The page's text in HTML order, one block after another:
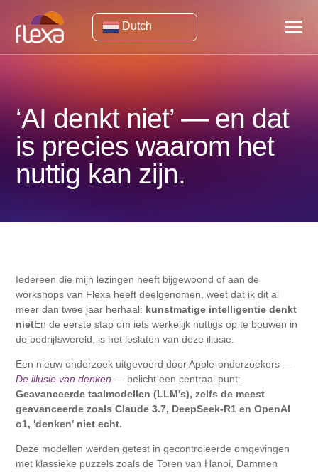
Dutch
‘AI denkt niet’ — en dat
is precies waarom het
nuttig kan zijn.
Iedereen die mijn lezingen heeft bijgewoond of aan de
workshops van Flexa heeft deelgenomen, weet dat ik dit al
meer dan twee jaar herhaal: kunstmatige intelligentie denkt
nietEn de eerste stap om iets werkelijk nuttigs op te bouwen in
de bedrijfswereld, is het loslaten van deze illusie.
Een nieuw onderzoek uitgevoerd door Apple-onderzoekers —
De illusie van denken — belicht een centraal punt:
Geavanceerde taalmodellen (LLM's), zelfs de meest
geavanceerde zoals Claude 3.7, DeepSeek-R1 en OpenAI
o1, 'denken' niet echt.
Deze modellen werden getest in gecontroleerde omgevingen
met klassieke puzzels zoals de Toren van Hanoi, Dammen